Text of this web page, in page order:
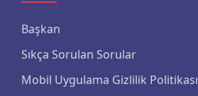
Başkan
Sıkça Sorulan Sorular
Mobil Uygulama Gizlilik Politikası